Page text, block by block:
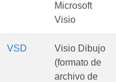
Microsoft
Visio
VSD
Visio Dibujo
(formato de
archivo de